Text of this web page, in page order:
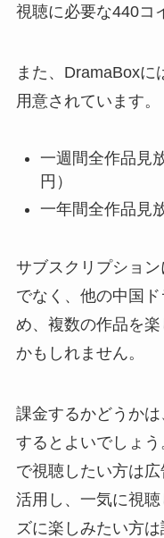
視聴に必要な440コ
また、DramaBoxに
用意されています。
一週間全作品見
円）
一年間全作品見
サブスクリプショ
でなく、他の中国
め、複数の作品を
かもしれません。
課金するかどうか
するとよいでしょ
で視聴したい方は
活用し、一気に視
ズに楽しみたい方